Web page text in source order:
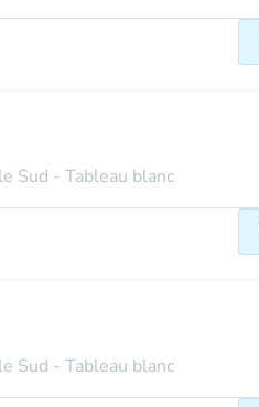
Sud - Tableau blanc
Sud - Tableau blanc